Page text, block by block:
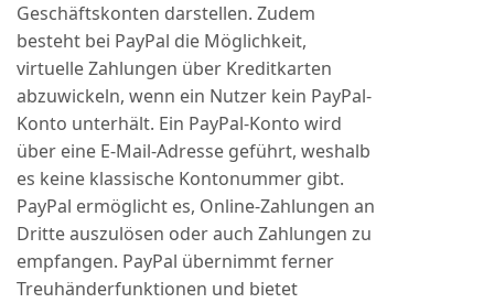
Geschäftskonten darstellen. Zudem
besteht bei PayPal die Möglichkeit,
virtuelle Zahlungen über Kreditkarten
abzuwickeln, wenn ein Nutzer kein PayPal-
Konto unterhält. Ein PayPal-Konto wird
über eine E-Mail-Adresse geführt, weshalb
es keine klassische Kontonummer gibt.
PayPal ermöglicht es, Online-Zahlungen an
Dritte auszulösen oder auch Zahlungen zu
empfangen. PayPal übernimmt ferner
Treuhänderfunktionen und bietet